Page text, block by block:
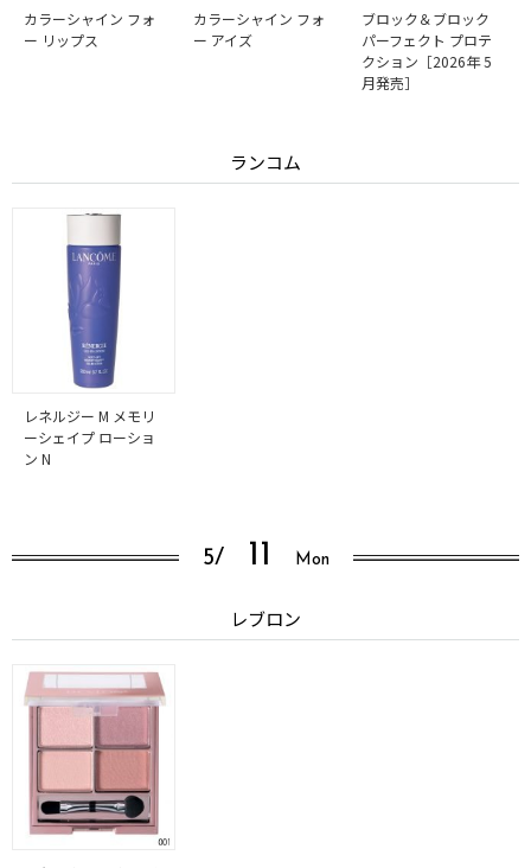
カラーシャイン フォ
ー リップス
カラーシャイン フォ
ー アイズ
ブロック＆ブロック
パーフェクト プロテ
クション［2026年 5
月発売］
ランコム
レネルジー M メモリ
ーシェイプ ローショ
ン N
5/ 11 Mon
レブロン